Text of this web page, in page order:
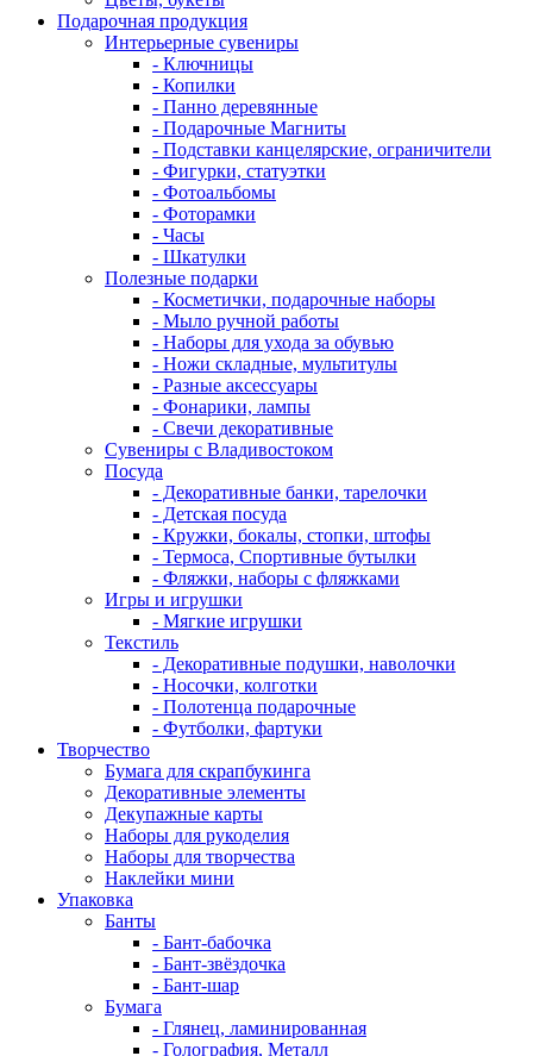
Подарочная продукция
Интерьерные сувениры
- Ключницы
- Копилки
- Панно деревянные
- Подарочные Магниты
- Подставки канцелярские, ограничители
- Фигурки, статуэтки
- Фотоальбомы
- Фоторамки
- Часы
- Шкатулки
Полезные подарки
- Косметички, подарочные наборы
- Мыло ручной работы
- Наборы для ухода за обувью
- Ножи складные, мультитулы
- Разные аксессуары
- Фонарики, лампы
- Свечи декоративные
Сувениры с Владивостоком
Посуда
- Декоративные банки, тарелочки
- Детская посуда
- Кружки, бокалы, стопки, штофы
- Термоса, Спортивные бутылки
- Фляжки, наборы с фляжками
Игры и игрушки
- Мягкие игрушки
Текстиль
- Декоративные подушки, наволочки
- Носочки, колготки
- Полотенца подарочные
- Футболки, фартуки
Творчество
Бумага для скрапбукинга
Декоративные элементы
Декупажные карты
Наборы для рукоделия
Наборы для творчества
Наклейки мини
Упаковка
Банты
- Бант-бабочка
- Бант-звёздочка
- Бант-шар
Бумага
- Глянец, ламинированная
- Голография, Металл